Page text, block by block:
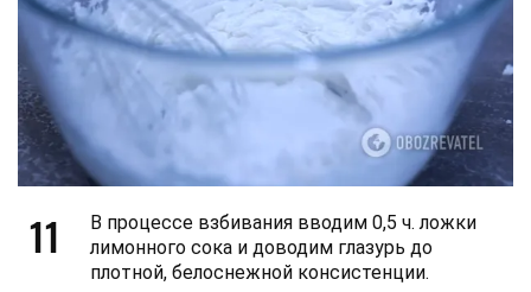
11
В процессе взбивания вводим 0,5 ч. ложки
лимонного сока и доводим глазурь до
плотной, белоснежной консистенции.